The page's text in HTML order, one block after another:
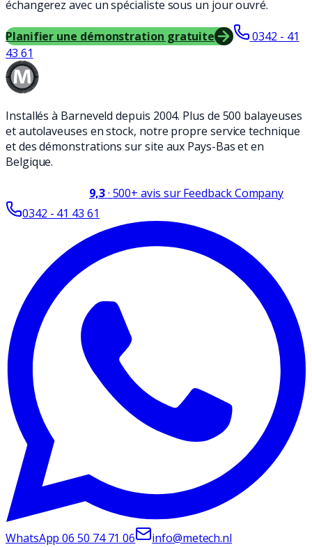
échangerez avec un spécialiste sous un jour ouvré.
Planifier une démonstration gratuite
0342 - 41
43 61
Installés à Barneveld depuis 2004. Plus de 500 balayeuses
et autolaveuses en stock, notre propre service technique
et des démonstrations sur site aux Pays-Bas et en
Belgique.
9,3· 500+ avis sur Feedback Company
0342 - 41 43 61
WhatsApp06 50 74 71 06 info@metech.nl